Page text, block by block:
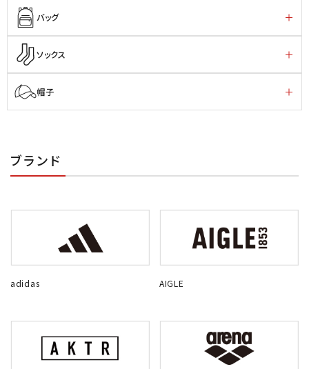
バッグ
ソックス
帽子
ブランド
adidas AIGLE